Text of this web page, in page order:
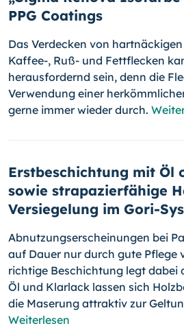
PPG Coatings
Das Verdecken von
Kaffee-, Ruß- und Fettflecken
herausfordernd sein, denn die
Verwendung einer
gerne immer wieder durch.
Erstbeschichtung mit Öl
sowie strapazierfähige
Versiegelung im Gori-
Abnutzungserscheinungen bei
auf Dauer nur durch gute Pflege
richtige Beschichtung legt dabei
Öl und Klarlack lassen sich
die Maserung attraktiv zur
Weiterlesen